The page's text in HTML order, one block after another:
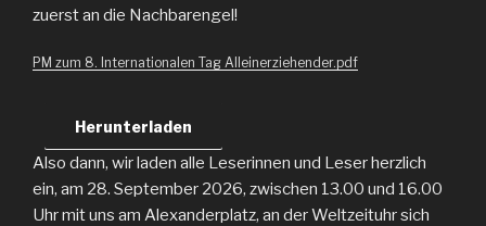
zuerst an die Nachbarengel!
PM zum 8. Internationalen Tag Alleinerziehender.pdf
Herunterladen
Also dann, wir laden alle Leserinnen und Leser herzlich
ein, am 28. September 2026, zwischen 13.00 und 16.00
Uhr mit uns am Alexanderplatz, an der Weltzeituhr sich